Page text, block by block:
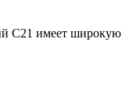
С21 имеет широкую